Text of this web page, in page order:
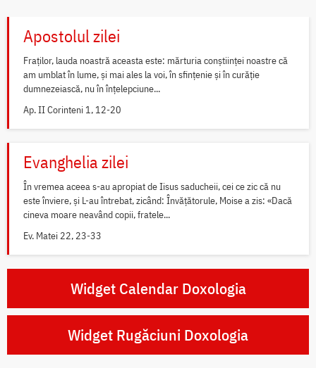
Apostolul zilei
Fraților, lauda noastră aceasta este: mărturia conștiinței noastre că
am umblat în lume, și mai ales la voi, în sfințenie și în curăție
dumnezeiască, nu în înțelepciune...
Ap. II Corinteni 1, 12-20
Evanghelia zilei
În vremea aceea s-au apropiat de Iisus saducheii, cei ce zic că nu
este înviere, și L-au întrebat, zicând: Învățătorule, Moise a zis: «Dacă
cineva moare neavând copii, fratele...
Ev. Matei 22, 23-33
Widget Calendar Doxologia
Widget Rugăciuni Doxologia